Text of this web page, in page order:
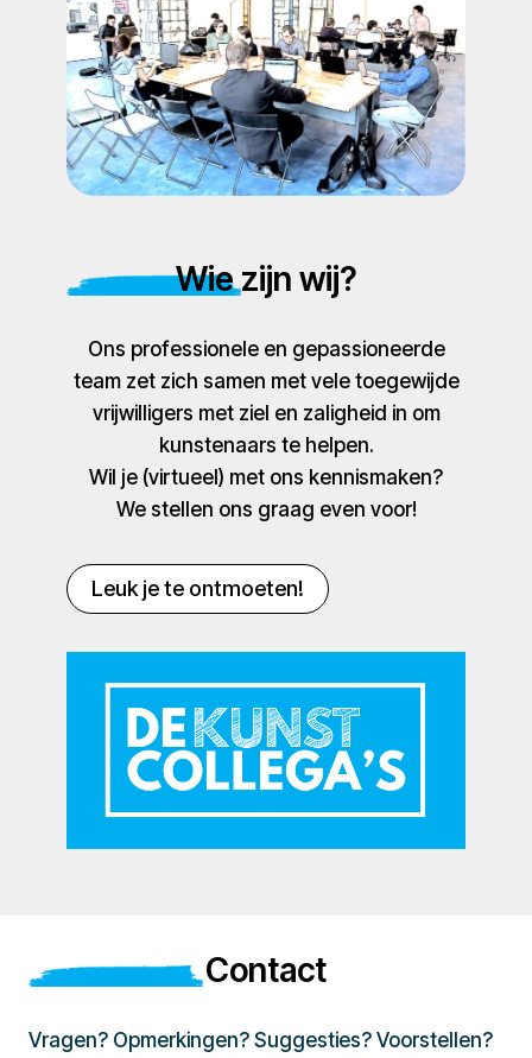
Wie zijn wij?
Ons professionele en gepassioneerde
team zet zich samen met vele toegewijde
vrijwilligers met ziel en zaligheid in om
kunstenaars te helpen.
Wil je (virtueel) met ons kennismaken?
We stellen ons graag even voor!
Leuk je te ontmoeten!
Contact
Vragen? Opmerkingen? Suggesties? Voorstellen?